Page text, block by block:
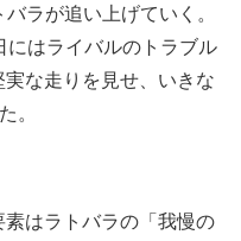
ラが追い上げていく。
はライバルのトラブル
な走りを見せ、いきな
。
はラトバラの「我慢の